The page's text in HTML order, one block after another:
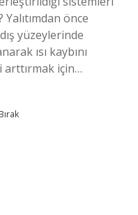
önce
yüzeylerinde
ısı kaybını
arttırmak için…